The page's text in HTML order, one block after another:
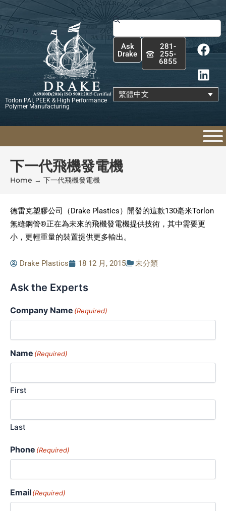
跳
至
主
Torlon PAI, PEEK & High Performance
Polymer Manufacturing
搜
尋
Ask
Drake
281-
255-
6855
F
a
c
e
b
o
k
L
i
n
k
e
d
n
繁體中文
下一代飛機發電機
Home → 下一代飛機發電機
德雷克塑膠公司（Drake Plastics）開發的這款130毫米Torlon
無縫鋼管®正在為未來的飛機發電機提供技術，其中需要更
小，更輕重量的裝置提供更多輸出。
Drake Plastics 18 12 月, 2015 未分類
Ask the Experts
Company Name (Required)
Name (Required)
First
Last
Phone (Required)
Email(Required)